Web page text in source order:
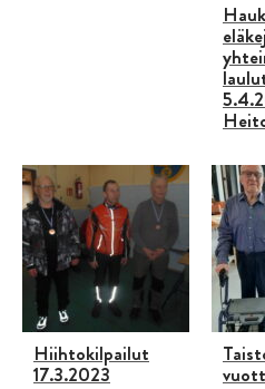
Hiihtokilpailut
17.3.2023